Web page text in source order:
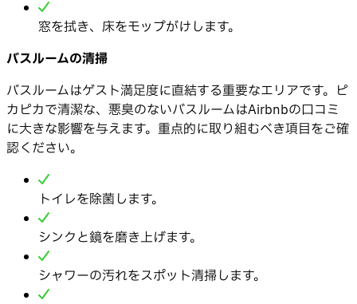
窓を拭き、床をモップがけします。
バスルームの清掃
バスルームはゲスト満足度に直結する重要なエリアです。ピ
カピカで清潔な、悪臭のないバスルームはAirbnbの口コミ
に大きな影響を与えます。重点的に取り組むべき項目をご確
認ください。
トイレを除菌します。
シンクと鏡を磨き上げます。
シャワーの汚れをスポット清掃します。